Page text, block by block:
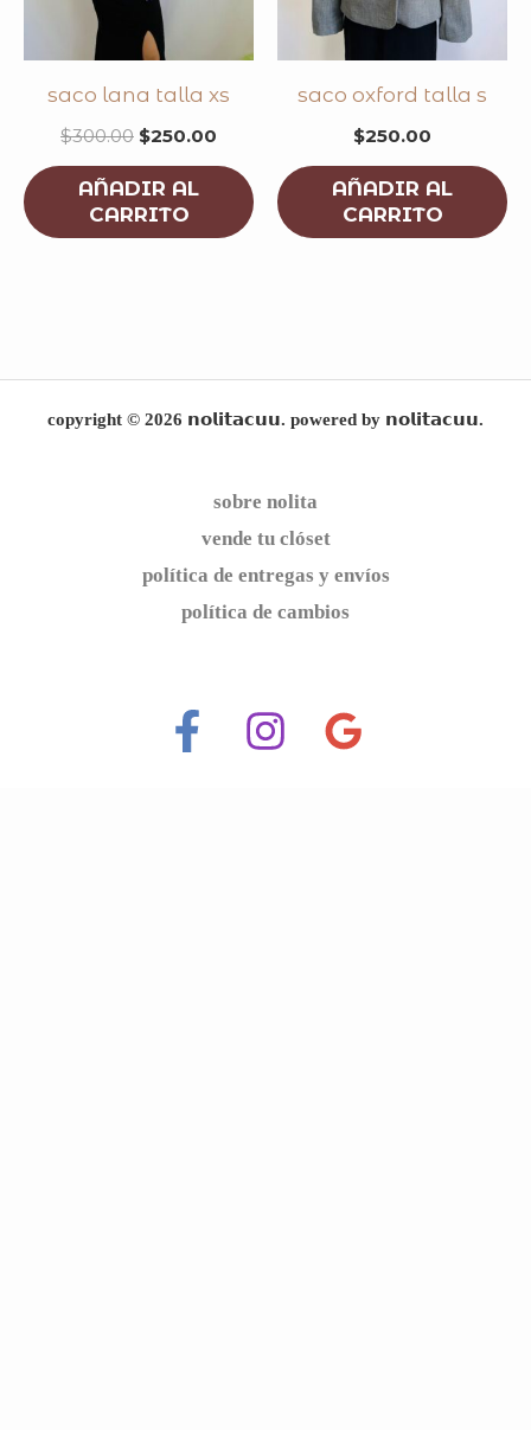
saco lana talla xs
$300.00 $250.00
AÑADIR AL
CARRITO
saco oxford talla s
$250.00
AÑADIR AL
CARRITO
copyright © 2026 𝗻𝗼𝗹𝗶𝘁𝗮𝗰𝘂𝘂. powered by 𝗻𝗼𝗹𝗶𝘁𝗮𝗰𝘂𝘂.
sobre nolita
vende tu clóset
política de entregas y envíos
política de cambios